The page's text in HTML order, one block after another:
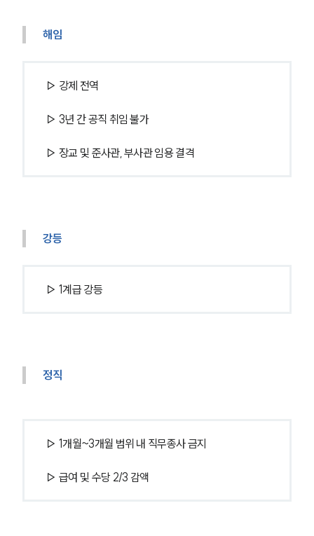
해임
▷ 강제 전역
▷ 3년 간 공직 취임 불가
▷ 장교 및 준사관, 부사관 임용 결격
강등
▷ 1계급 강등
정직
▷ 1개월~3개월 범위 내 직무종사 금지
▷ 급여 및 수당 2/3 감액